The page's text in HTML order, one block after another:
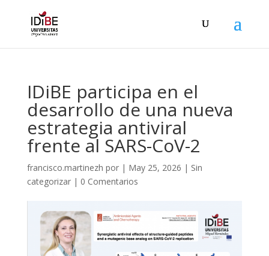
IDiBE participa en el
desarrollo de una nueva
estrategia antiviral
frente al SARS-CoV-2
francisco.martinezh por | May 25, 2026 | Sin
categorizar| 0 Comentarios